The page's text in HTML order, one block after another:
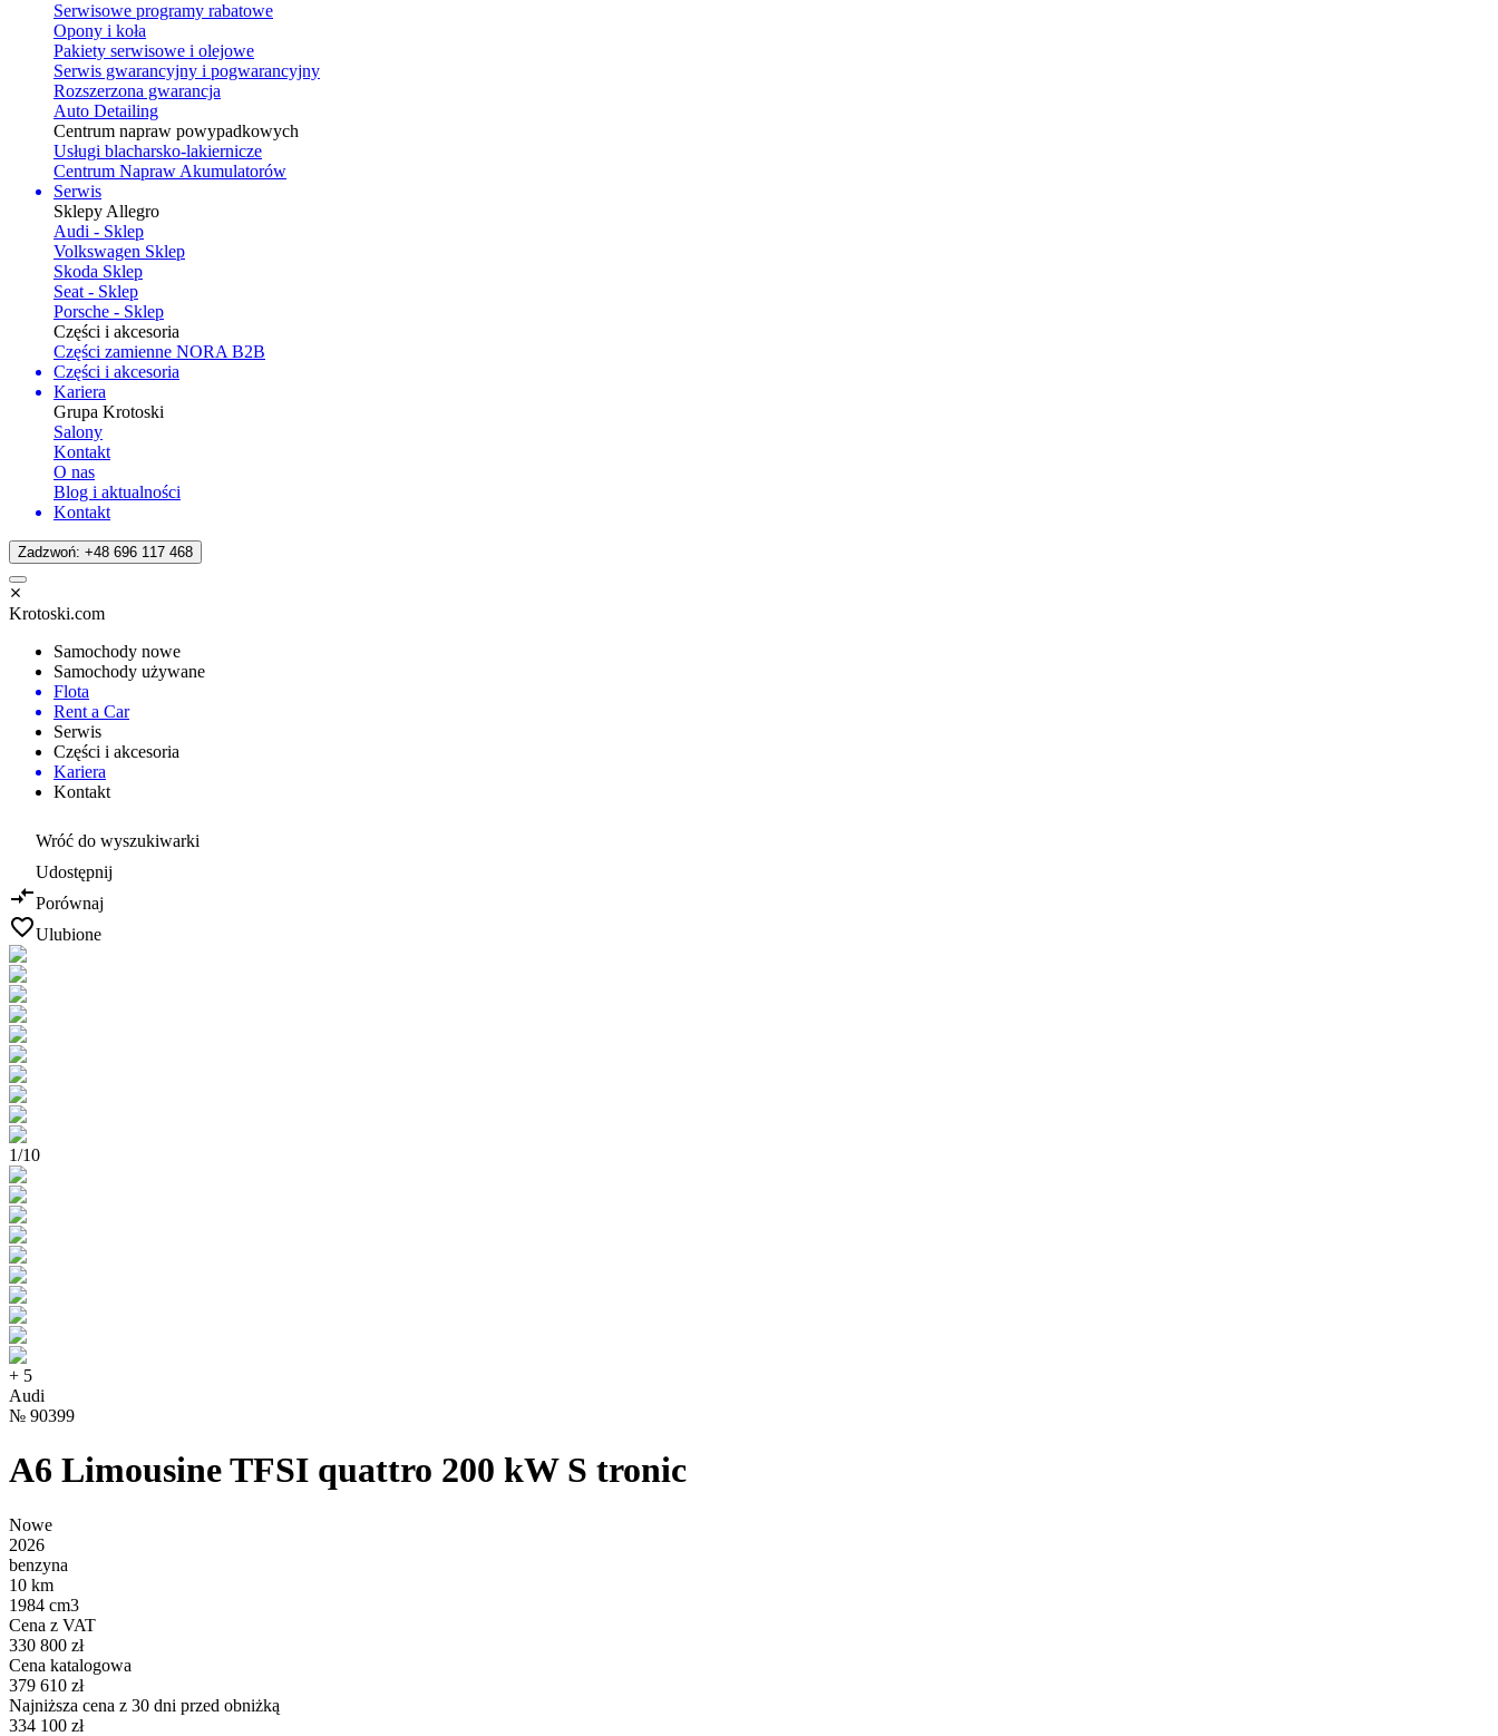
Serwisowe programy rabatowe
Opony i koła
Pakiety serwisowe i olejowe
Serwis gwarancyjny i pogwarancyjny
Rozszerzona gwarancja
Auto Detailing
Centrum napraw powypadkowych
Usługi blacharsko-lakiernicze
Centrum Napraw Akumulatorów
Serwis
Sklepy Allegro
Audi - Sklep
Volkswagen Sklep
Skoda Sklep
Seat - Sklep
Porsche - Sklep
Części i akcesoria
Części zamienne NORA B2B
Części i akcesoria
Kariera
Grupa Krotoski
Salony
Kontakt
O nas
Blog i aktualności
Kontakt
Zadzwoń: +48 696 117 468
Krotoski.com
Samochody nowe
Samochody używane
Flota
Rent a Car
Serwis
Części i akcesoria
Kariera
Kontakt
Wróć do wyszukiwarki
Udostępnij
Porównaj
Ulubione
1/10
+ 5
Audi
№ 90399
A6 Limousine TFSI quattro 200 kW S tronic
Nowe
2026
benzyna
10 km
1984 cm3
Cena z VAT
330 800 zł
Cena katalogowa
379 610 zł
Najniższa cena z 30 dni przed obniżką
334 100 zł